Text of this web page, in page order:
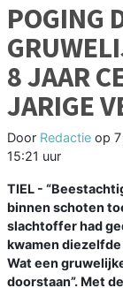
POGING
8 JAAR
JARIGE
Door Redactie op
15:21 uur
TIEL -
binnen schoten
slachtoffer had
kwamen
Wat een
doorstaan”. Met